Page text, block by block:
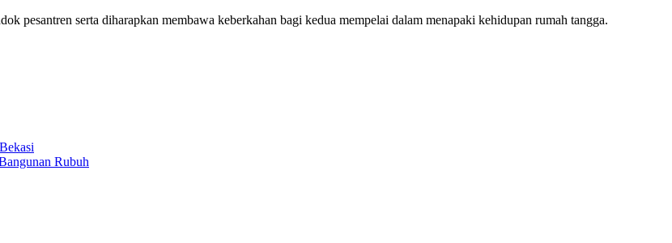
pesantren serta diharapkan membawa keberkahan bagi kedua mempelai dalam menapaki kehidupan rumah tangga.
Rubuh